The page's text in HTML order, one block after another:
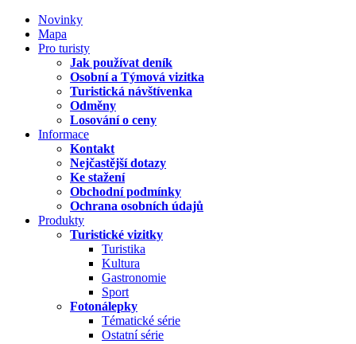
Novinky
Mapa
Pro turisty
Jak používat deník
Osobní a Týmová vizitka
Turistická návštívenka
Odměny
Losování o ceny
Informace
Kontakt
Nejčastější dotazy
Ke stažení
Obchodní podmínky
Ochrana osobních údajů
Produkty
Turistické vizitky
Turistika
Kultura
Gastronomie
Sport
Fotonálepky
Tématické série
Ostatní série